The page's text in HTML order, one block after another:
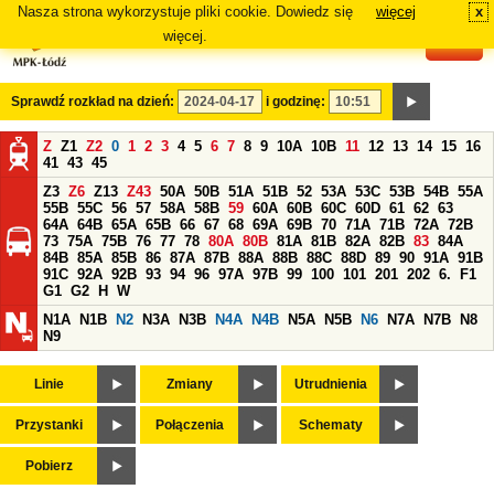
Nasza strona wykorzystuje pliki cookie. Dowiedz się
więcej.
więcej x
Sprawdź rozkład na dzień: i godzinę:
Z Z1 Z2 0 1 2 3 4 5 6 7 8 9 10A 10B 11 12 13 14 15 16
41 43 45
Z3 Z6 Z13 Z43 50A 50B 51A 51B 52 53A 53C 53B 54B 55A
55B 55C 56 57 58A 58B 59 60A 60B 60C 60D 61 62 63
64A 64B 65A 65B 66 67 68 69A 69B 70 71A 71B 72A 72B
73 75A 75B 76 77 78 80A 80B 81A 81B 82A 82B 83 84A
84B 85A 85B 86 87A 87B 88A 88B 88C 88D 89 90 91A 91B
91C 92A 92B 93 94 96 97A 97B 99 100 101 201 202 6.
F1
G1 G2 H
W
N1A
N1B N2 N3A N3B N4A N4B N5A N5B N6 N7A N7B
N8
N9
Linie Zmiany Utrudnienia
Przystanki Połączenia Schematy
Pobierz